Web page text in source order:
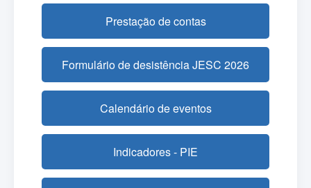
Prestação de contas
Formulário de desistência JESC 2026
Calendário de eventos
Indicadores - PIE